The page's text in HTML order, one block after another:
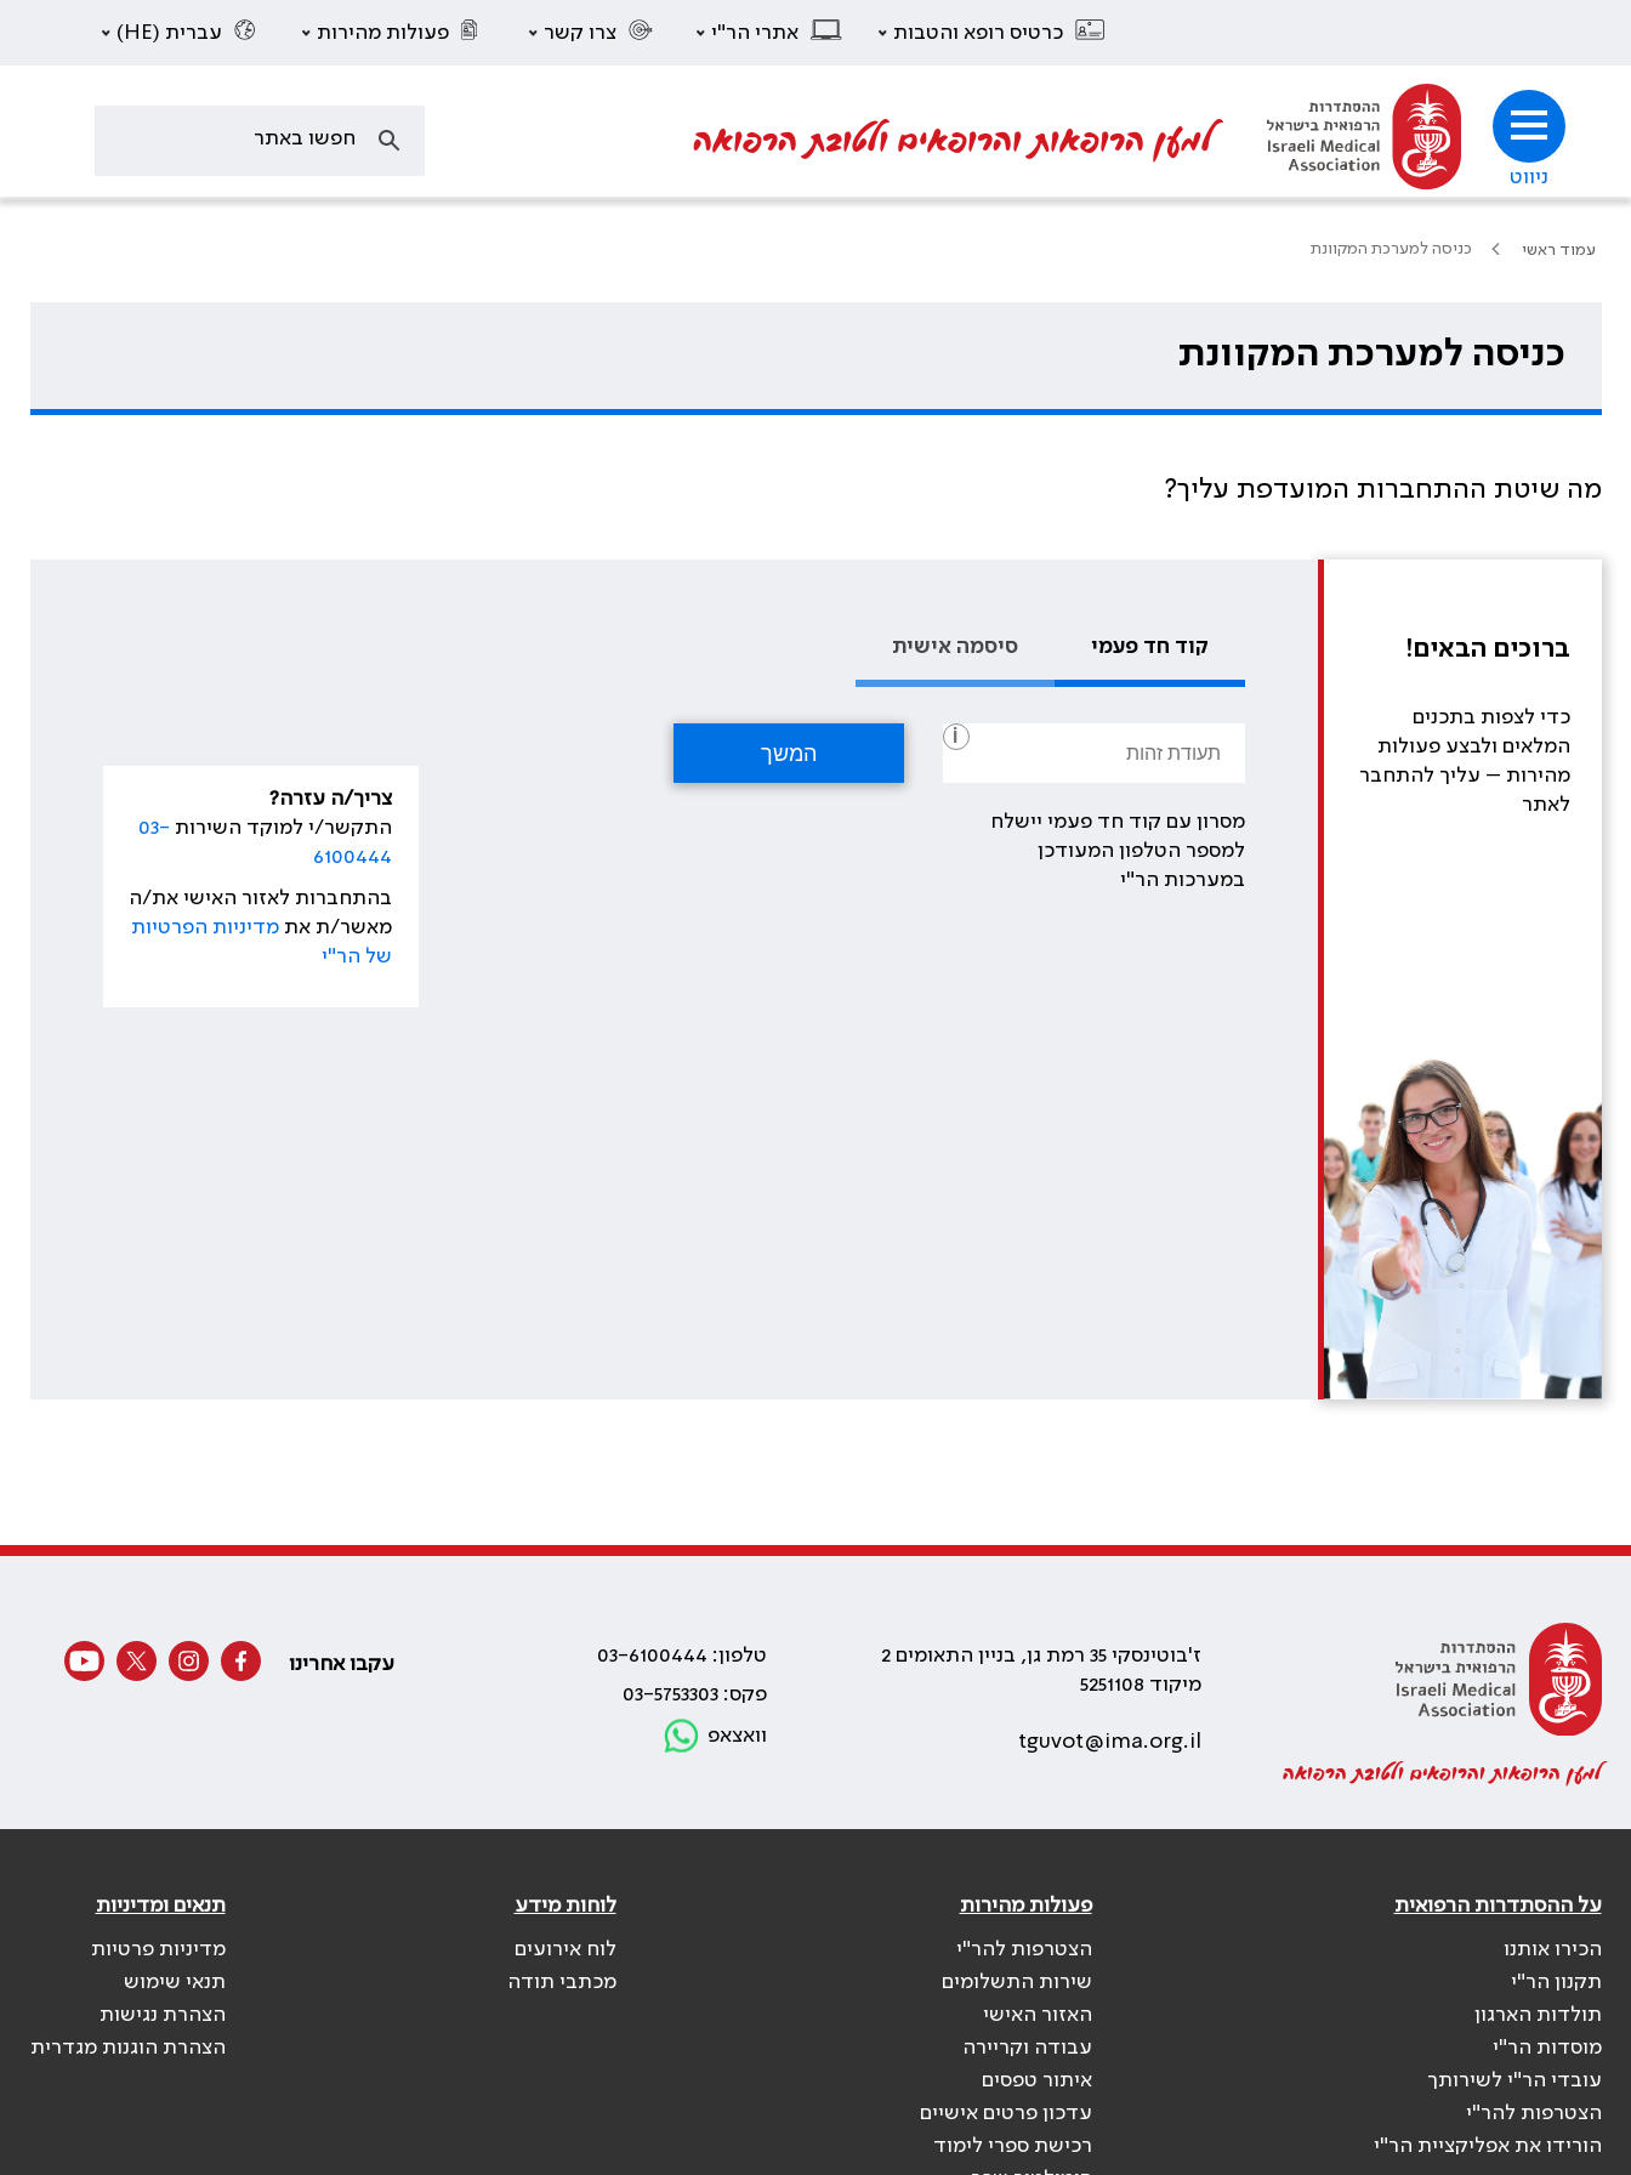
כרטיס רופא והטבות אתרי הר"י צרו קשר פעולות מהירות עברית (HE)
ניווט
למען הרופאות והרופאים ולטובת הרפואה
עמוד ראשי כניסה למערכת המקוונת
כניסה למערכת המקוונת
מה שיטת ההתחברות המועדפת עליך?
ברוכים הבאים!
כדי לצפות בתכנים
המלאים ולבצע פעולות
מהירות – עליך להתחבר
לאתר
קוד חד פעמי סיסמה אישית
i
מסרון עם קוד חד פעמי יישלח
למספר הטלפון המעודכן
במערכות הר"י
צריך/ה עזרה?
התקשר/י למוקד השירות 03-
6100444
בהתחברות לאזור האישי את/ה
מאשר/ת אתמדיניות הפרטיות
של הר"י
למען הרופאות והרופאים ולטובת הרפואה
ז'בוטינסקי 35 רמת גן, בניין התאומים 2
מיקוד 5251108
tguvot@ima.org.il
טלפון: 03-6100444
פקס: 03-5753303
וואצאפ
עקבו אחרינו
על ההסתדרות הרפואית
הכירו אותנו
תקנון הר"י
תולדות הארגון
מוסדות הר"י
עובדי הר"י לשירותך
הצטרפות להר"י
הורידו את אפליקציית הר"י
פעולות מהירות
הצטרפות להר"י
שירות התשלומים
האזור האישי
עבודה וקריירה
איתור טפסים
עדכון פרטים אישיים
רכישת ספרי לימוד
לוחות מידע
לוח אירועים
מכתבי תודה
תנאים ומדיניות
מדיניות פרטיות
תנאי שימוש
הצהרת נגישות
הצהרת הוגנות מגדרית